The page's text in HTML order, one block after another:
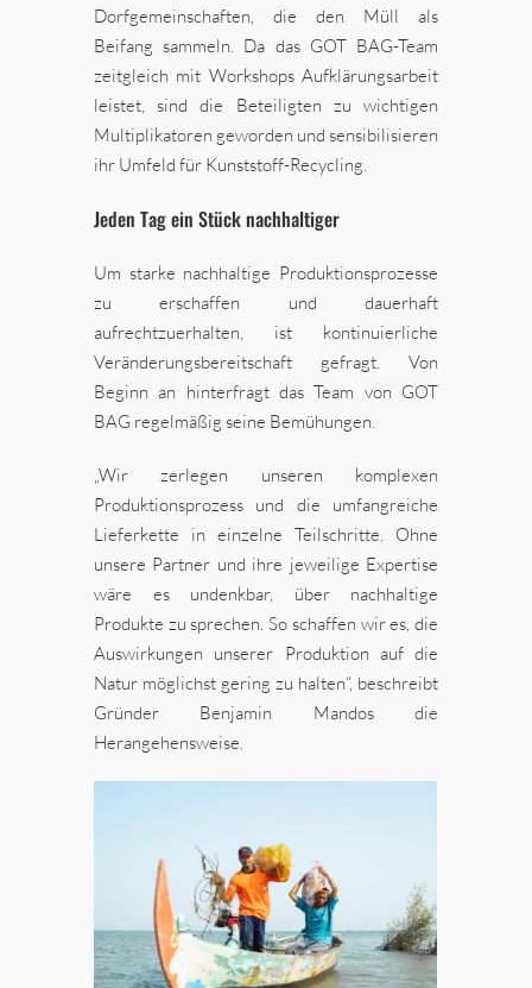
Dorfgemeinschaften, die den Müll als
Beifang sammeln. Da das GOT BAG-Team
zeitgleich mit Workshops Aufklärungsarbeit
leistet, sind die Beteiligten zu wichtigen
Multiplikatoren geworden und sensibilisieren
ihr Umfeld für Kunststoff-Recycling.
Jeden Tag ein Stück nachhaltiger
Um starke nachhaltige Produktionsprozesse
zu erschaffen und dauerhaft
aufrechtzuerhalten, ist kontinuierliche
Veränderungsbereitschaft gefragt. Von
Beginn an hinterfragt das Team von GOT
BAG regelmäßig seine Bemühungen.
„Wir zerlegen unseren komplexen
Produktionsprozess und die umfangreiche
Lieferkette in einzelne Teilschritte. Ohne
unsere Partner und ihre jeweilige Expertise
wäre es undenkbar, über nachhaltige
Produkte zu sprechen. So schaffen wir es, die
Auswirkungen unserer Produktion auf die
Natur möglichst gering zu halten“, beschreibt
Gründer Benjamin Mandos die
Herangehensweise.